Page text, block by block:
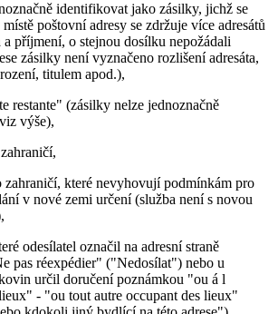
identifikovat jako zásilky, jichž se
poštovní adresy se zdržuje více adresátů
a příjmení, o stejnou dosílku nepožádali
zásilky není vyznačeno rozlišení adresáta,
titulem apod.),
restante" (zásilky nelze jednoznačně
výše),
zahraničí, které nevyhovují podmínkám pro
v nové zemi určení (služba není s novou
odesílatel označil na adresní straně
pas réexpédier" ("Nedosílat") nebo u
určil doručení poznámkou "ou á l
- "ou tout autre occupant des lieux"